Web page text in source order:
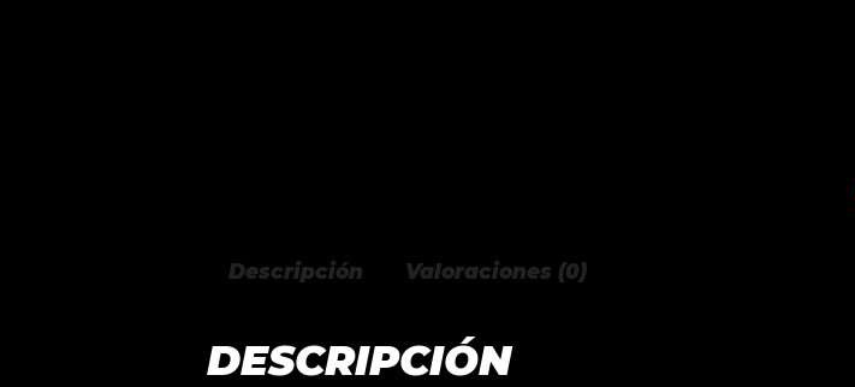
Descripción Valoraciones (0)
DESCRIPCIÓN